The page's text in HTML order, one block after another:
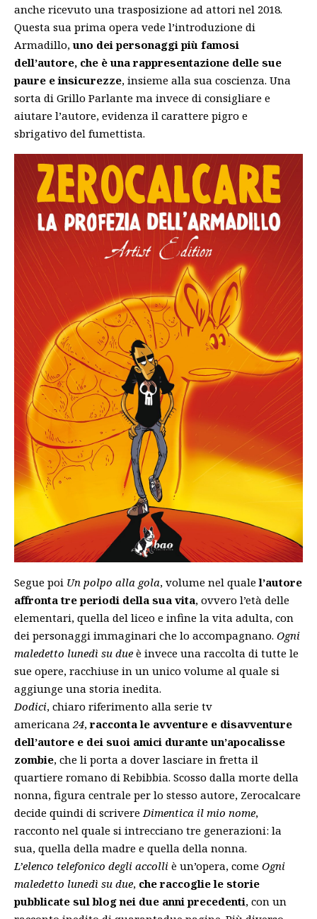
anche ricevuto una trasposizione ad attori nel 2018.
Questa sua prima opera vede l’introduzione di
Armadillo, uno dei personaggi più famosi
dell’autore, che è una rappresentazione delle sue
paure e insicurezze, insieme alla sua coscienza. Una
sorta di Grillo Parlante ma invece di consigliare e
aiutare l’autore, evidenza il carattere pigro e
sbrigativo del fumettista.
Segue poi Un polpo alla gola, volume nel qualel’autore
affronta tre periodi della sua vita, ovvero l’età delle
elementari, quella del liceo e infine la vita adulta, con
dei personaggi immaginari che lo accompagnano. Ogni
maledetto lunedì su due è invece una raccolta di tutte le
sue opere, racchiuse in un unico volume al quale si
aggiunge una storia inedita.
Dodici, chiaro riferimento alla serie tv
americana24,racconta le avventure e disavventure
dell’autore e dei suoi amici durante un’apocalisse
zombie, che li porta a dover lasciare in fretta il
quartiere romano di Rebibbia. Scosso dalla morte della
nonna, figura centrale per lo stesso autore, Zerocalcare
decide quindi di scrivereDimentica il mio nome,
racconto nel quale si intrecciano tre generazioni: la
sua, quella della madre e quella della nonna.
L’elenco telefonico degli accolli è un’opera, come Ogni
maledetto lunedì su due, che raccoglie le storie
pubblicate sul blog nei due anni precedenti, con un